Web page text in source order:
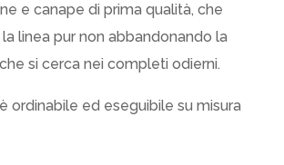
e canape di prima qualità, che
linea pur non abbandonando la
si cerca nei completi odierni.
ordinabile ed eseguibile su misura